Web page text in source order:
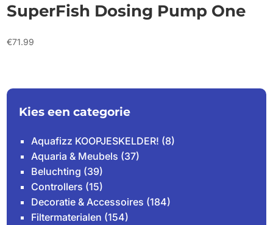
SuperFish Dosing Pump One
€71.99
Kies een categorie
Aquafizz KOOPJESKELDER! (8)
Aquaria & Meubels (37)
Beluchting (39)
Controllers (15)
Decoratie & Accessoires (184)
Filtermaterialen (154)